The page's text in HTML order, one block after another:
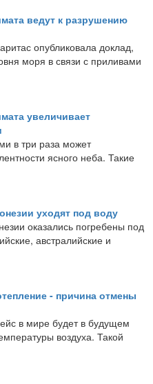
ведут к разрушению
опубликовала доклад,
моря в связи с приливами
увеличивает
в три раза может
ясного неба. Такие
уходят под воду
оказались погребены под
австралийские и
- причина отмены
в мире будет в будущем
воздуха. Такой